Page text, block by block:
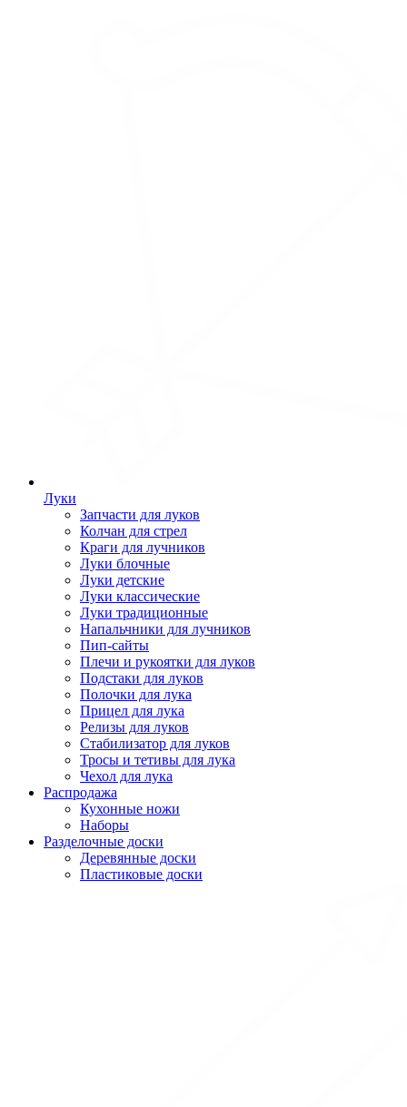
Луки
Запчасти для луков
Колчан для стрел
Краги для лучников
Луки блочные
Луки детские
Луки классические
Луки традиционные
Напальчники для лучников
Пип-сайты
Плечи и рукоятки для луков
Подстаки для луков
Полочки для лука
Прицел для лука
Релизы для луков
Стабилизатор для луков
Тросы и тетивы для лука
Чехол для лука
Распродажа
Кухонные ножи
Наборы
Разделочные доски
Деревянные доски
Пластиковые доски